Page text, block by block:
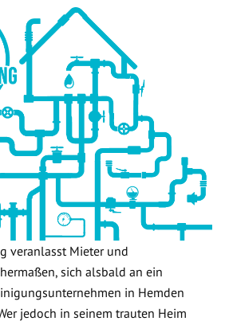
veranlasst Mieter und
sich alsbald an ein
in Hemden
jedoch in seinem trauten Heim